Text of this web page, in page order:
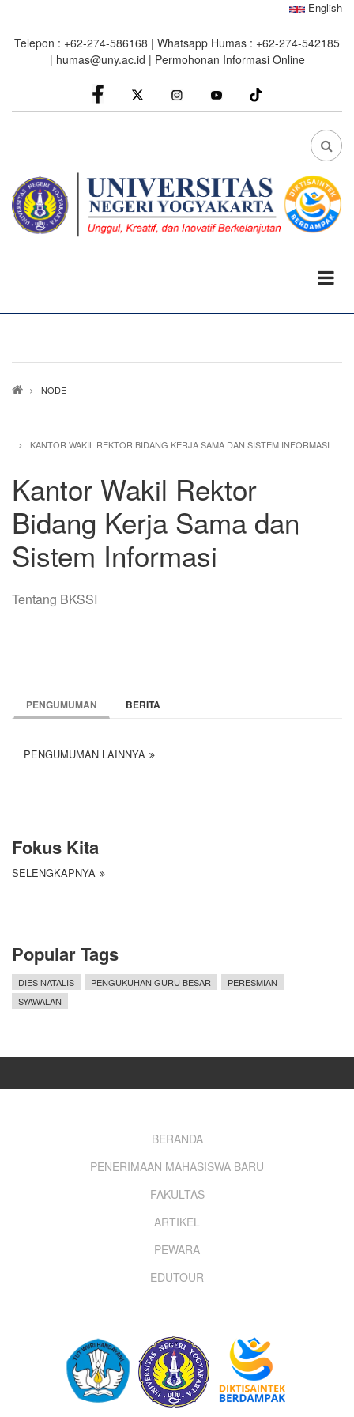
main
English
Telepon : +62-274-586168 | Whatsapp Humas : +62-274-542185
| humas@uny.ac.id | Permohonan Informasi Online
facebook
Instagram youtube
FA
Breadcrumb
NODE
KANTOR WAKIL REKTOR BIDANG KERJA SAMA DAN SISTEM INFORMASI
Kantor Wakil Rektor
Bidang Kerja Sama dan
Sistem Informasi
Tentang BKSSI
PENGUMUMAN BERITA
PENGUMUMAN LAINNYA
Fokus Kita
SELENGKAPNYA
Popular Tags
DIES NATALIS PENGUKUHAN GURU BESAR
PERESMIAN
SYAWALAN
BERANDA
PENERIMAAN MAHASISWA BARU
FAKULTAS
ARTIKEL
PEWARA
EDUTOUR